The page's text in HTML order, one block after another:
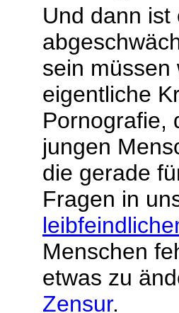
Und dann
sein müssen
eigentliche
Pornografie,
jungen
die gerade
Fragen in
Menschen
etwas zu
Zensur.